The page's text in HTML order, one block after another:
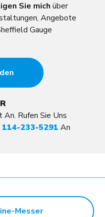
Sie mich über
Angebote
Gauge
An. Rufen Sie Uns
114-233-5291 An
Messer